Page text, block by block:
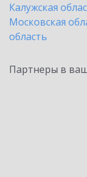
Калужская
Московская
область
Партнеры в